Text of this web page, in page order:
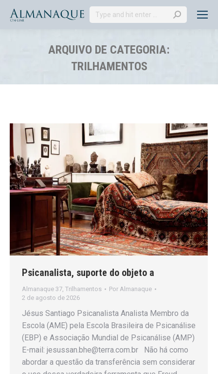
Search:
ARQUIVO DE CATEGORIA:
TRILHAMENTOS
Psicanalista, suporte do objeto a
Almanaque 37, Trilhamentos Por Almanaque
2 de agosto de 2026
Jésus Santiago Psicanalista Analista Membro da
Escola (AME) pela Escola Brasileira de Psicanálise
(EBP) e Associação Mundial de Psicanálise (AMP)
E-mail: jesussan.bhe@terra.com.br Não há como
abordar a questão da transferência sem considerar